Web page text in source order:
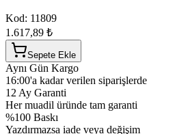
Kod: 11809
1.617,89 ₺
Sepete Ekle
Aynı Gün Kargo
16:00'a kadar verilen siparişlerde
12 Ay Garanti
Her muadil üründe tam garanti
%100 Baskı
Yazdırmazsa iade veya değişim